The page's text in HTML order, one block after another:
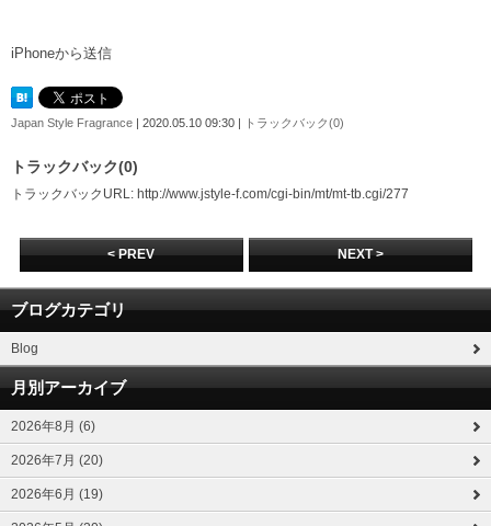
iPhoneから送信
Japan Style Fragrance | 2020.05.10 09:30 | トラックバック(0)
トラックバック(0)
トラックバックURL: http://www.jstyle-f.com/cgi-bin/mt/mt-tb.cgi/277
< PREV NEXT >
ブログカテゴリ
Blog
月別アーカイブ
2026年8月 (6)
2026年7月 (20)
2026年6月 (19)